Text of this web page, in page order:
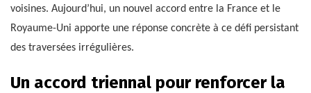
voisines. Aujourd’hui, un nouvel accord entre la France et le
Royaume-Uni apporte une réponse concrète à ce défi persistant
des traversées irrégulières.
Un accord triennal pour renforcer la